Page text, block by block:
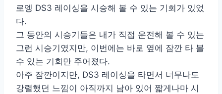
로엥 DS3 레이싱을 시승해 볼 수 있는 기회가 있었
다.
그 동안의 시승기들은 내가 직접 운전해 볼 수 있는
그런 시승기였지만, 이번에는 바로 옆에 잠깐 타 볼
수 있는 기회만 주어졌다.
아주 잠깐이지만, DS3 레이싱을 타면서 너무나도
강렬했던 느낌이 아직까지 남아 있어 짧게나마 시